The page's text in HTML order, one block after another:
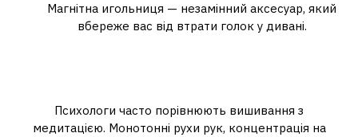
Магнітна игольниця — незамінний аксесуар, який
вбереже вас від втрати голок у дивані.
Психологи часто порівнюють вишивання з
медитацією. Монотонні рухи рук, концентрація на